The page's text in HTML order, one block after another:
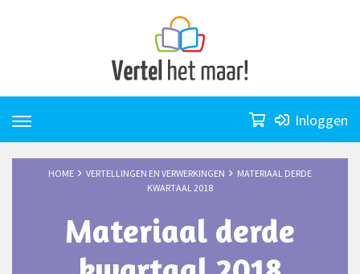
Inloggen
HOME VERTELLINGEN EN VERWERKINGEN
MATERIAAL DERDE
KWARTAAL 2018
Materiaal derde